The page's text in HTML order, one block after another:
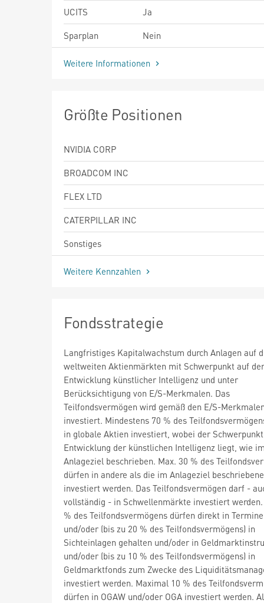
UCITS
Ja
Sparplan
Nein
Weitere Informationen
Größte Positionen
NVIDIA CORP
BROADCOM INC
FLEX LTD
CATERPILLAR INC
Sonstiges
Weitere Kennzahlen
Fondsstrategie
Langfristiges Kapitalwachstum durch Anlagen auf
weltweiten Aktienmärkten mit Schwerpunkt auf der
Entwicklung künstlicher Intelligenz und unter
Berücksichtigung von E/S-Merkmalen. Das
Teilfondsvermögen wird gemäß den E/S-
investiert. Mindestens 70 % des
in globale Aktien investiert, wobei der
Entwicklung der künstlichen Intelligenz liegt, wie
Anlageziel beschrieben. Max. 30 % des
dürfen in andere als die im Anlageziel
investiert werden. Das Teilfondsvermögen darf -
vollständig - in Schwellenmärkte investiert werden.
% des Teilfondsvermögens dürfen direkt in
und/oder (bis zu 20 % des Teilfondsvermögens) in
Sichteinlagen gehalten und/oder in
und/oder (bis zu 10 % des Teilfondsvermögens) in
Geldmarktfonds zum Zwecke des
investiert werden. Maximal 10 % des
dürfen in OGAW und/oder OGA investiert werden.